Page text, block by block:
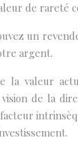
de rareté
un
argent.
la valeur
de la